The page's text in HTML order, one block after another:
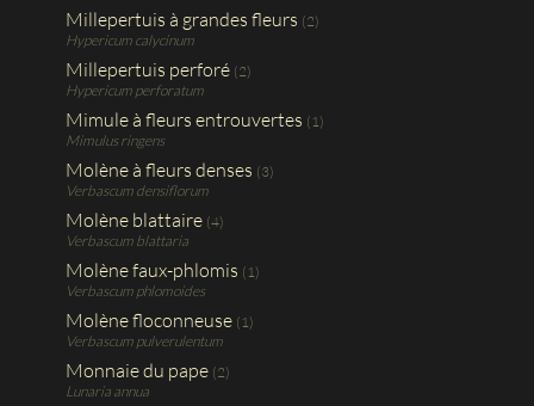
Millepertuis à grandes fleurs (2)
Hypericum calycinum
Millepertuis perforé (2)
Hypericum perforatum
Mimule à fleurs entrouvertes (1)
Mimulus ringens
Molène à fleurs denses (3)
Verbascum densiflorum
Molène blattaire (4)
Verbascum blattaria
Molène faux-phlomis (1)
Verbascum phlomoides
Molène floconneuse (1)
Verbascum pulverulentum
Monnaie du pape (2)
Lunaria annua